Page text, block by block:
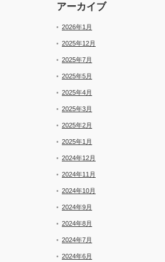
アーカイブ
2026年1月
2025年12月
2025年7月
2025年5月
2025年4月
2025年3月
2025年2月
2025年1月
2024年12月
2024年11月
2024年10月
2024年9月
2024年8月
2024年7月
2024年6月